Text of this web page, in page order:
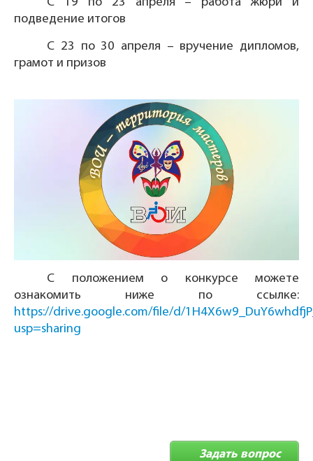
подведение итогов
С 23 по 30 апреля – вручение дипломов,
грамот и призов
С положением о конкурсе можете
ознакомить ниже по ссылке:
https://drive.google.com/file/d/
usp=sharing
Задать вопрос